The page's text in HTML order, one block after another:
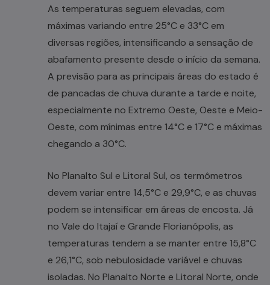
As temperaturas seguem elevadas, com
máximas variando entre 25°C e 33°C em
diversas regiões, intensificando a sensação de
abafamento presente desde o início da semana.
A previsão para as principais áreas do estado é
de pancadas de chuva durante a tarde e noite,
especialmente no Extremo Oeste, Oeste e Meio-
Oeste, com mínimas entre 14°C e 17°C e máximas
chegando a 30°C.
No Planalto Sul e Litoral Sul, os termômetros
devem variar entre 14,5°C e 29,9°C, e as chuvas
podem se intensificar em áreas de encosta. Já
no Vale do Itajaí e Grande Florianópolis, as
temperaturas tendem a se manter entre 15,8°C
e 26,1°C, sob nebulosidade variável e chuvas
isoladas. No Planalto Norte e Litoral Norte, onde